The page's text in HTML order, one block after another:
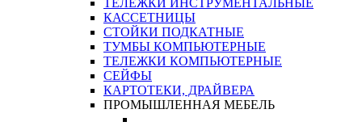
ТЕЛЕЖКИ ИНСТРУМЕНТАЛЬНЫЕ
КАССЕТНИЦЫ
СТОЙКИ ПОДКАТНЫЕ
ТУМБЫ КОМПЬЮТЕРНЫЕ
ТЕЛЕЖКИ КОМПЬЮТЕРНЫЕ
СЕЙФЫ
КАРТОТЕКИ, ДРАЙВЕРА
ПРОМЫШЛЕННАЯ МЕБЕЛЬ